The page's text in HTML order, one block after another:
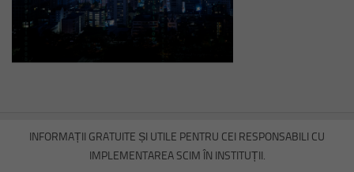
INFORMAȚII GRATUITE ȘI UTILE PENTRU CEI RESPONSABILI CU
IMPLEMENTAREA SCIM ÎN INSTITUȚII.